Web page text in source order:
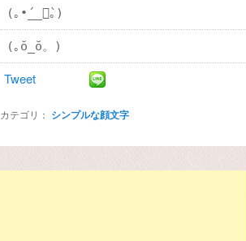
(｡•́__ก̀｡)
(｡ŏ_ŏ。)
Tweet
カテゴリ： シンプルな顔文字